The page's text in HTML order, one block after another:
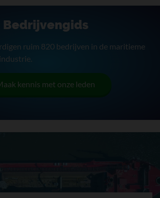
Bedrijvengids
ruim 820 bedrijven in de maritieme
kennis met onze leden